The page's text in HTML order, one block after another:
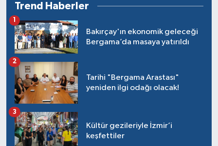
Trend Haberler
Bakırçay'ın ekonomik geleceği
Bergama’da masaya yatırıldı
1
Tarihi "Bergama Arastası"
yeniden ilgi odağı olacak!
2
Kültür gezileriyle İzmir’i
keşfettiler
3
Son Dakika Haberleri
Haber Arşivi